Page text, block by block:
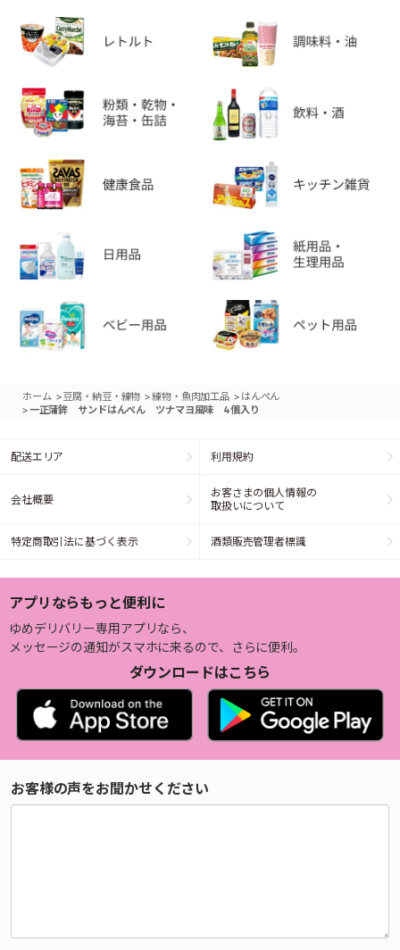
ホーム >豆腐・納豆・練物 >練物・魚肉加工品 > はんぺん
>一正蒲鉾 サンドはんぺん ツナマヨ風味 4個入り
配送エリア 利用規約
会社概要
お客さまの個人情報の
取扱いについて
特定商取引法に基づく表示 酒類販売管理者標識
アプリならもっと便利に
ゆめデリバリー専用アプリなら、
メッセージの通知がスマホに来るので、さらに便利。
ダウンロードはこちら
お客様の声をお聞かせください